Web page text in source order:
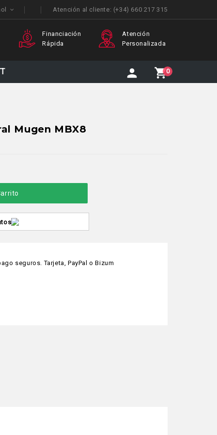
Atención al cliente: (+34) 660 217 315
Financiación
Rápida
Atención
Personalizada
0
Mugen MBX8
seguros. Tarjeta, PayPal o Bizum